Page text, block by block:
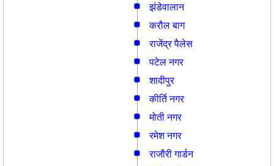
झंडेवालान
करौल बाग
राजेंद्र पैलेस
पटेल नगर
शादीपुर
कीर्ति नगर
मोती नगर
रमेश नगर
राजौरी गार्डन